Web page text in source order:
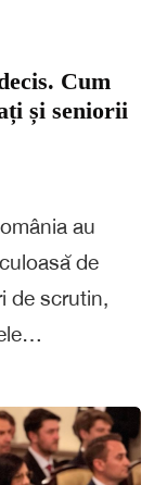
Cum
și seniorii
au
de
de scrutin,